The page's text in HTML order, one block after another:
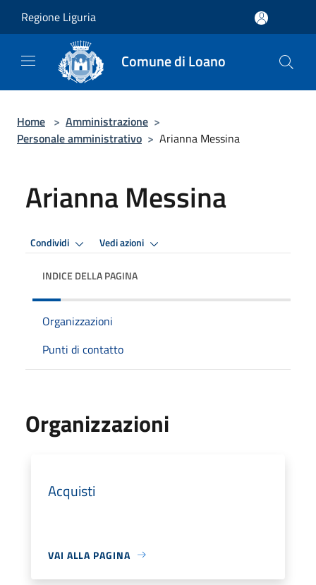
Regione Liguria
Comune di Loano
Home > Amministrazione >
Personale amministrativo > Arianna Messina
Arianna Messina
Condividi Vedi azioni
INDICE DELLA PAGINA
Organizzazioni
Punti di contatto
Organizzazioni
Acquisti
VAI ALLA PAGINA